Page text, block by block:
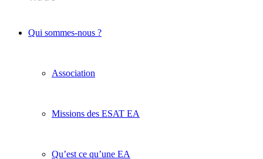
Qui sommes-nous ?
Association
Missions des ESAT EA
Qu’est ce qu’une EA